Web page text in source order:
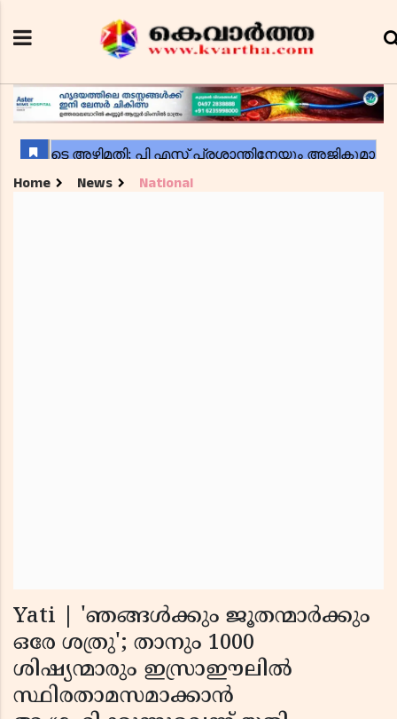
Home News National
Yati | 'ഞങ്ങൾക്കും ജൂതന്മാർക്കും
ഒരേ ശത്രു'; താനും 1000
ശിഷ്യന്മാരും ഇസ്രാഈലിൽ
സ്ഥിരതാമസമാക്കാൻ